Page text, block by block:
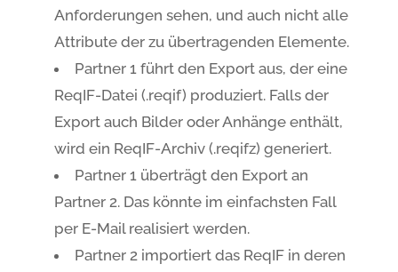
Anforderungen sehen, und auch nicht alle
Attribute der zu übertragenden Elemente.
Partner 1 führt den Export aus, der eine
ReqIF-Datei (.reqif) produziert. Falls der
Export auch Bilder oder Anhänge enthält,
wird ein ReqIF-Archiv (.reqifz) generiert.
Partner 1 überträgt den Export an
Partner 2. Das könnte im einfachsten Fall
per E-Mail realisiert werden.
Partner 2 importiert das ReqIF in deren